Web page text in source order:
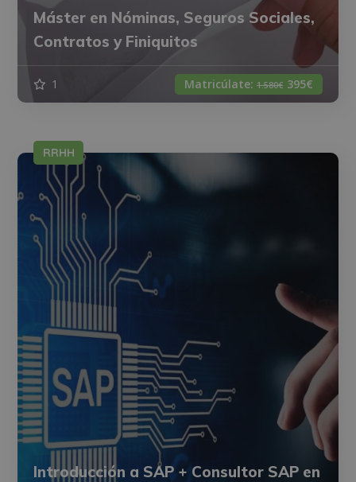
Máster en Nóminas, Seguros Sociales,
Contratos y Finiquitos
1 Matricúlate: 1.580€ 395€
RRHH
Introducción a SAP + Consultor SAP en